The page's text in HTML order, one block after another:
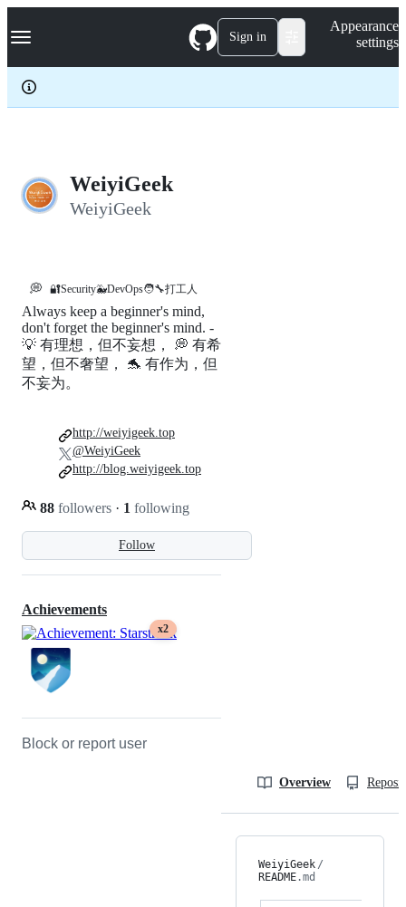
k
p
c
Navigation Menu Sign in
Appearance
settings
WeiyiGeek
WeiyiGeek
💭 🔐Security🐳DevOps🧑‍🔧打工人
Follow
Always keep a beginner's mind,
don't forget the beginner's mind. -
💡 有理想，但不妄想， 💭 有希
望，但不奢望， 🐬 有作为，但
不妄为。
88 followers · 1 following
http://weiyigeek.top
@WeiyiGeek
http://blog.weiyigeek.top
Achievements
x2
Block or report user
Overview
WeiyiGeek /
README.md